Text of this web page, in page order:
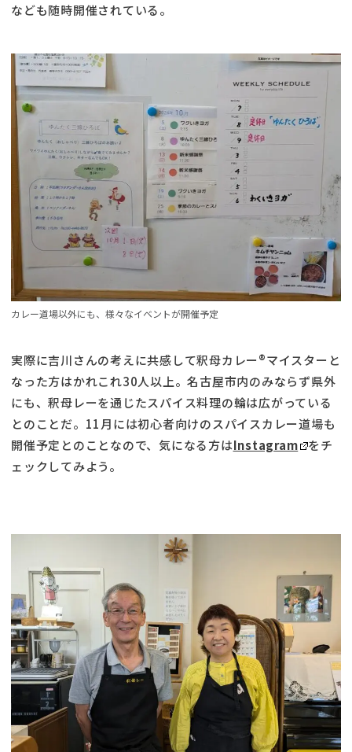
なども随時開催されている。
カレー道場以外にも、様々なイベントが開催予定
実際に吉川さんの考えに共感して釈母カレー®マイスターと
なった方はかれこれ30人以上。名古屋市内のみならず県外
にも、釈母レーを通じたスパイス料理の輪は広がっている
とのことだ。11月には初心者向けのスパイスカレー道場も
開催予定とのことなので、気になる方はInstagram
をチ
ェックしてみよう。